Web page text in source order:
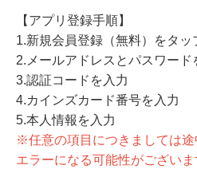
【アプリ登録手順】
1.新規会員登録（無料）をタッ
2.メールアドレスとパスワード
3.認証コードを入力
4.カインズカード番号を入力
5.本人情報を入力
※任意の項目につきましては途
エラーになる可能性がございま